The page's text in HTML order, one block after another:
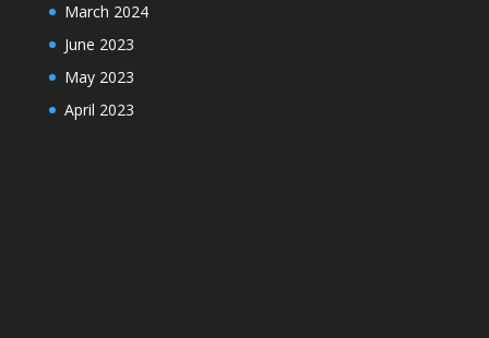
March 2024
June 2023
May 2023
April 2023